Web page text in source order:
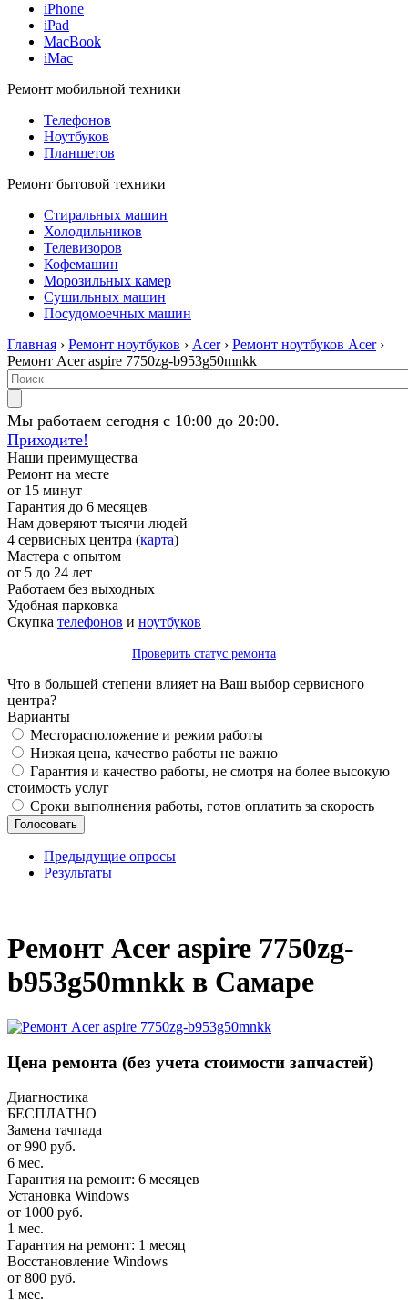
iPhone
iPad
MacBook
iMac
Ремонт мобильной техники
Телефонов
Ноутбуков
Планшетов
Ремонт бытовой техники
Стиральных машин
Холодильников
Телевизоров
Кофемашин
Морозильных камер
Сушильных машин
Посудомоечных машин
Главная › Ремонт ноутбуков › Acer› Ремонт ноутбуков Acer›
Ремонт Acer aspire 7750zg-b953g50mnkk
Мы работаем сегодня с 10:00 до 20:00.
Приходите!
Наши преимущества
Ремонт на месте
от 15 минут
Гарантия до 6 месяцев
Нам доверяют тысячи людей
4 сервисных центра (карта)
Мастера с опытом
от 5 до 24 лет
Работаем без выходных
Удобная парковка
Скупка телефонов и ноутбуков
Проверить статус ремонта
Что в большей степени влияет на Ваш выбор сервисного
центра?
Варианты
Месторасположение и режим работы
Низкая цена, качество работы не важно
Гарантия и качество работы, не смотря на более высокую
стоимость услуг
Сроки выполнения работы, готов оплатить за скорость
Предыдущие опросы
Результаты
Ремонт Acer aspire 7750zg-
b953g50mnkk в Самаре
Цена ремонта (без учета стоимости запчастей)
Диагностика
БЕСПЛАТНО
Замена тачпада
от 990 руб.
6 мес.
Гарантия на ремонт: 6 месяцев
Установка Windows
от 1000 руб.
1 мес.
Гарантия на ремонт: 1 месяц
Восстановление Windows
от 800 руб.
1 мес.